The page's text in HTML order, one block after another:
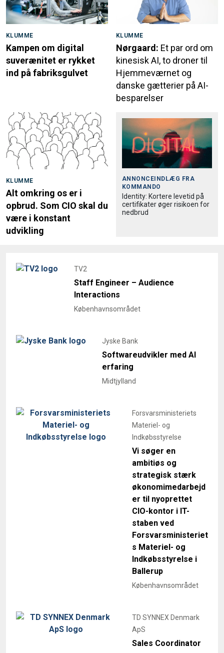
KLUMME
Kampen om digital
suverænitet er rykket
ind på fabriksgulvet
KLUMME
Nørgaard: Et par ord om
kinesisk AI, to droner til
Hjemmeværnet og
danske gætterier på AI-
besparelser
KLUMME
Alt omkring os er i
opbrud. Som CIO skal du
være i konstant
udvikling
ANNONCEINDLÆG FRA
KOMMANDO
Identity: Kortere levetid på
certifikater øger risikoen for
nedbrud
TV2
Staff Engineer – Audience
Interactions
Københavnsområdet
Jyske Bank
Softwareudvikler med AI
erfaring
Midtjylland
Forsvarsministeriets
Materiel- og
Indkøbsstyrelse
Vi søger en
ambitiøs og
strategisk stærk
økonomimedarbejd
er til nyoprettet
CIO-kontor i IT-
staben ved
Forsvarsministeriet
s Materiel- og
Indkøbsstyrelse i
Ballerup
Københavnsområdet
TD SYNNEX Denmark
ApS
Sales Coordinator